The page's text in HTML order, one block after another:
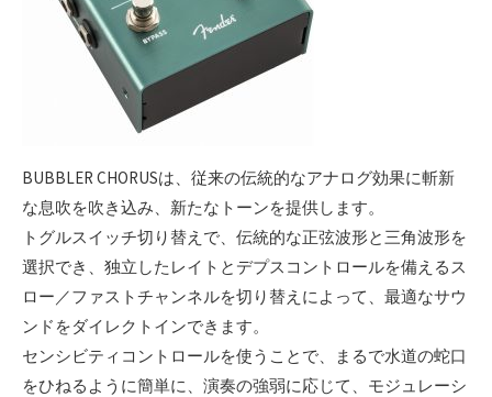
BUBBLER CHORUSは、従来の伝統的なアナログ効果に斬新
な息吹を吹き込み、新たなトーンを提供します。
トグルスイッチ切り替えで、伝統的な正弦波形と三角波形を
選択でき、独立したレイトとデプスコントロールを備えるス
ロー／ファストチャンネルを切り替えによって、最適なサウ
ンドをダイレクトインできます。
センシビティコントロールを使うことで、まるで水道の蛇口
をひねるように簡単に、演奏の強弱に応じて、モジュレーシ